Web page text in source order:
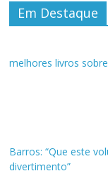
Em Destaque
melhores livros
Barros: “Que este
divertimento”